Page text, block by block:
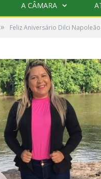
A CÂMARA
» Feliz Aniversário Dilci Napoleão